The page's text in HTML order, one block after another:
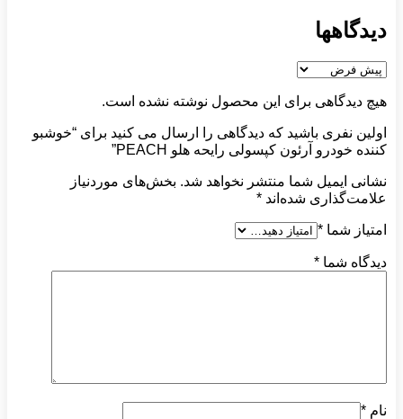
دیدگاهها
هیچ دیدگاهی برای این محصول نوشته نشده است.
اولین نفری باشید که دیدگاهی را ارسال می کنید برای “خوشبو
کننده خودرو آرئون کپسولی رایحه هلو PEACH”
نشانی ایمیل شما منتشر نخواهد شد. بخش‌های موردنیاز
علامت‌گذاری شده‌اند *
امتیاز شما *
دیدگاه شما *
نام *